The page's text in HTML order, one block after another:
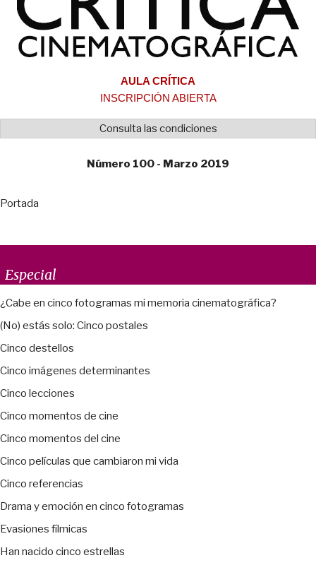
AULA CRÍTICA
INSCRIPCIÓN ABIERTA
Consulta las condiciones
Número 100 - Marzo 2019
Portada
Especial
¿Cabe en cinco fotogramas mi memoria cinematográfica?
(No) estás solo: Cinco postales
Cinco destellos
Cinco imágenes determinantes
Cinco lecciones
Cinco momentos de cine
Cinco momentos del cine
Cinco películas que cambiaron mi vida
Cinco referencias
Drama y emoción en cinco fotogramas
Evasiones fílmicas
Han nacido cinco estrellas